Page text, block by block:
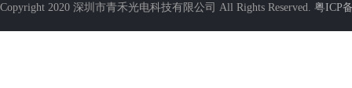
Copyright 2020 深圳市青禾光电科技有限公司 All Rights Reserved. 粤ICP